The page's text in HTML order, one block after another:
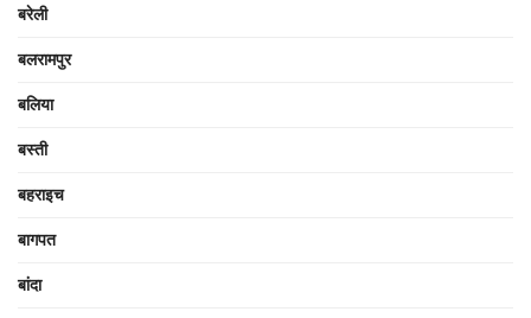
बरेली
बलरामपुर
बलिया
बस्ती
बहराइच
बागपत
बांदा